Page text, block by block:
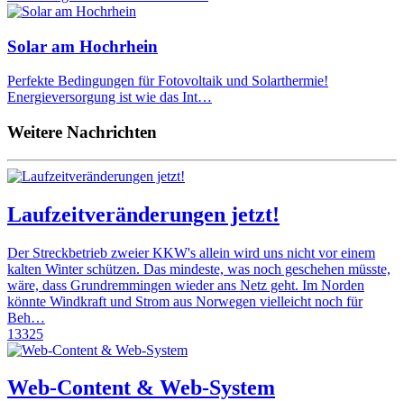
Solar am Hochrhein
Perfekte Bedingungen für Fotovoltaik und Solarthermie!
Energieversorgung ist wie das Int…
Weitere Nachrichten
Laufzeitveränderungen jetzt!
Der Streckbetrieb zweier KKW's allein wird uns nicht vor einem
kalten Winter schützen. Das mindeste, was noch geschehen müsste,
wäre, dass Grundremmingen wieder ans Netz geht. Im Norden
könnte Windkraft und Strom aus Norwegen vielleicht noch für
Beh…
13325
Web-Content & Web-System